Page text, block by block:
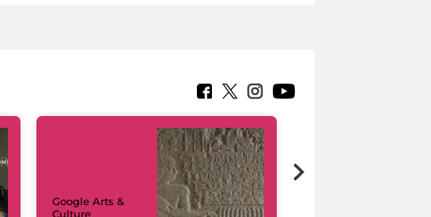
Google Arts &
Culture